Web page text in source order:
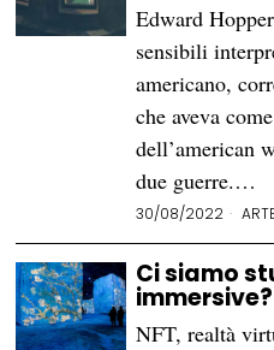
Edward
sensibili
americano,
che aveva
dell’american
due guerre.…
30/08/2022
Ci siamo
immersive?
NFT, realtà